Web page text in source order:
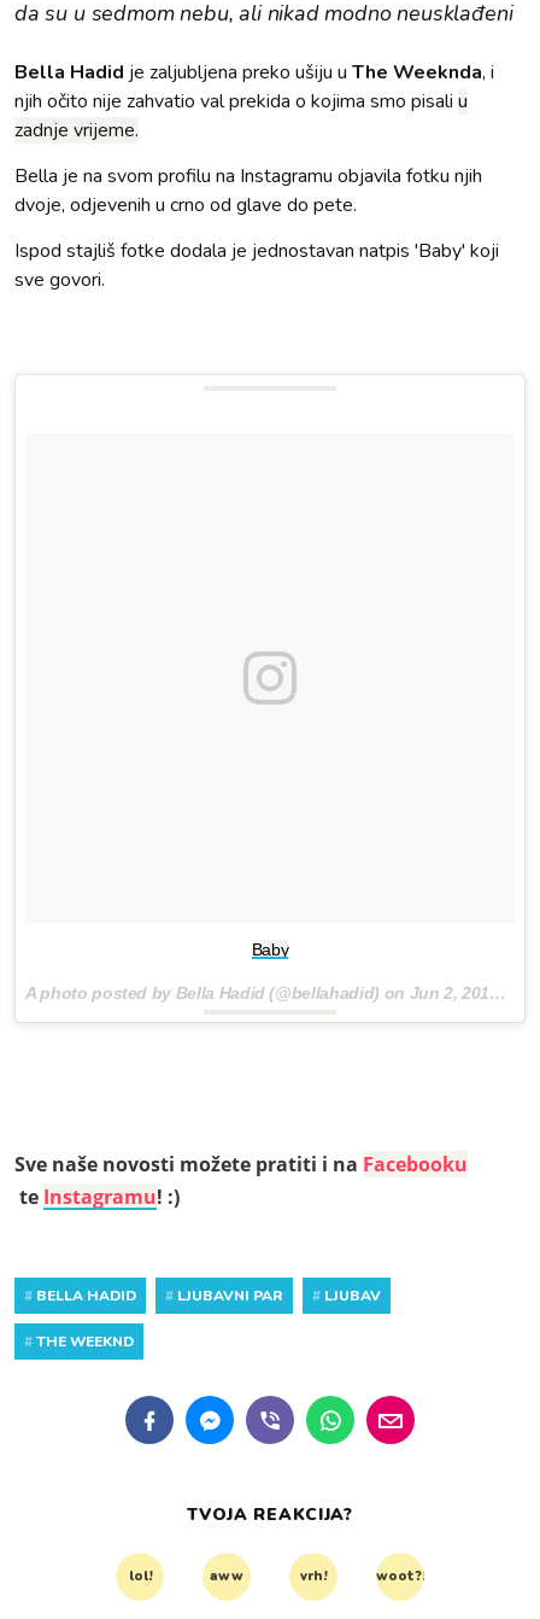
da su u sedmom nebu, ali nikad modno neusklađeni
Bella Hadid je zaljubljena preko ušiju u The Weeknda, i
njih očito nije zahvatio val prekida o kojima smo pisali u
zadnje vrijeme.
Bella je na svom profilu na Instagramu objavila fotku njih
dvoje, odjevenih u crno od glave do pete.
Ispod stajliš fotke dodala je jednostavan natpis 'Baby' koji
sve govori.
Baby
A photo posted by Bella Hadid (@bellahadid) on Jun 2, 2016 at 4:04pm PDT
Sve naše novosti možete pratiti i na Facebooku
te Instagramu! :)
# BELLA HADID # LJUBAVNI PAR # LJUBAV
#THE WEEKND
TVOJA REAKCIJA?
lol! aww vrh! woot?!